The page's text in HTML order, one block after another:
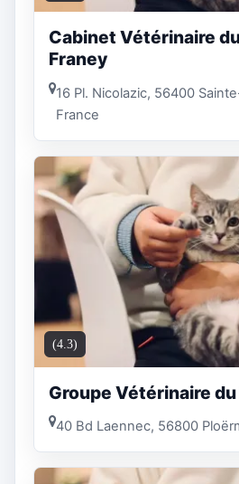
Cabinet Vétérinaire
Franey
16 Pl. Nicolazic, 56400
France
(4.3)
Groupe Vétérinaire
40 Bd Laennec, 56800